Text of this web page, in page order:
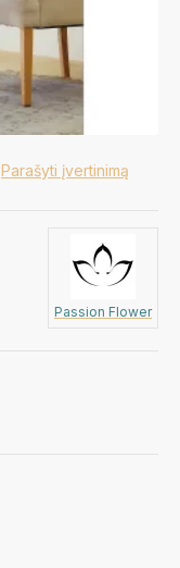
Parašyti įvertinimą
Passion Flower